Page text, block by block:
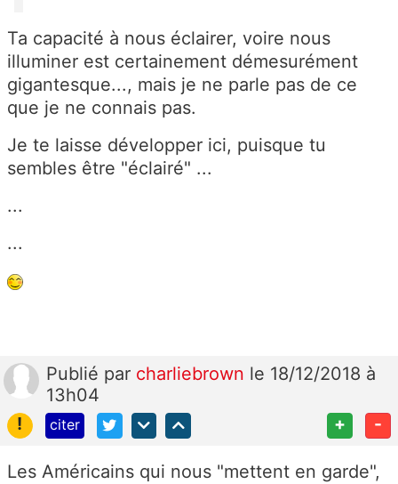
Ta capacité à nous éclairer, voire nous
illuminer est certainement démesurément
gigantesque..., mais je ne parle pas de ce
que je ne connais pas.
Je te laisse développer ici, puisque tu
sembles être "éclairé" ...
...
...
Publié par charliebrown le 18/12/2018 à
13h04
!
citer + -
Les Américains qui nous "mettent en garde",